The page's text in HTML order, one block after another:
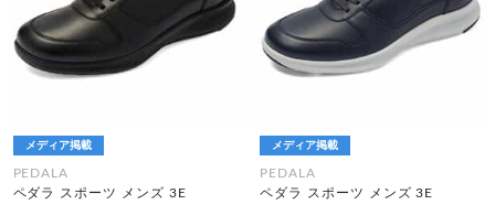
メディア掲載
PEDALA
ペダラ スポーツ メンズ 3E
メディア掲載
PEDALA
ペダラ スポーツ メンズ 3E